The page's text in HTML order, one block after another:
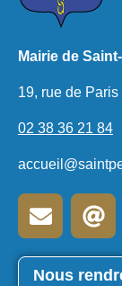
Mairie de
19, rue de
02 38 36 21 84
Nous